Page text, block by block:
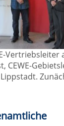
Vertriebsleiter
CEWE-
Lippstadt.